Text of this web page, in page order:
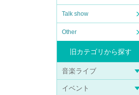
Talk show
Other
旧カテゴリから探す
音楽ライブ
イベント